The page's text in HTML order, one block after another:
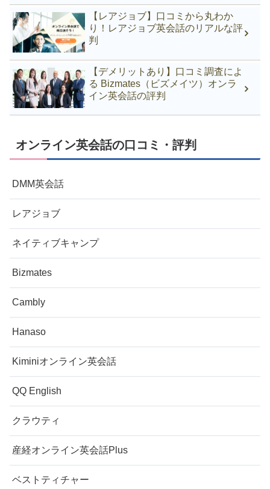
【レアジョブ】口コミから丸わか
り！レアジョブ英会話のリアルな評
判
【デメリットあり】口コミ調査によ
る Bizmates（ビズメイツ）オンラ
イン英会話の評判
オンライン英会話の口コミ・評判
DMM英会話
レアジョブ
ネイティブキャンプ
Bizmates
Cambly
Hanaso
Kiminiオンライン英会話
QQ English
クラウティ
産経オンライン英会話Plus
ベストティチャー